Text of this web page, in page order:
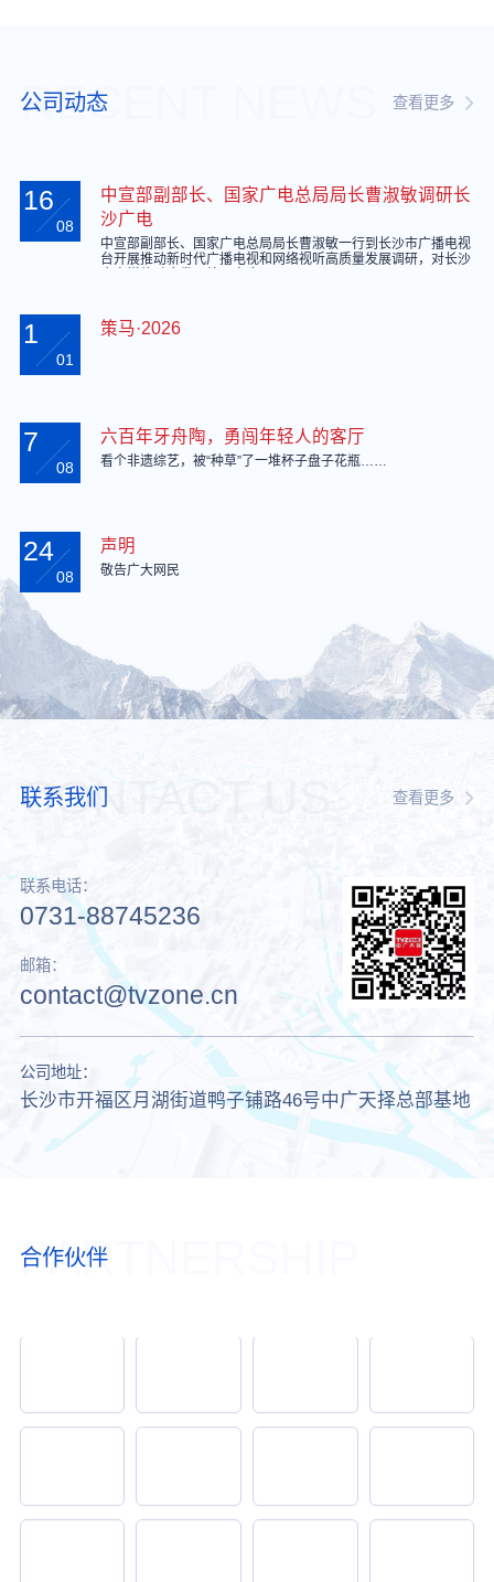
RECENT NEWS
公司动态 查看更多
16
08
中宣部副部长、国家广电总局局长曹淑敏调研长
沙广电
中宣部副部长、国家广电总局局长曹淑敏一行到长沙市广播电视
台开展推动新时代广播电视和网络视听高质量发展调研，对长沙
1
01
策马·2026
7
08
六百年牙舟陶，勇闯年轻人的客厅
看个非遗综艺，被“种草”了一堆杯子盘子花瓶……
24
08
声明
敬告广大网民
CONTACT US
联系我们 查看更多
联系电话：
0731-88745236
邮箱：
contact@tvzone.cn
公司地址：
长沙市开福区月湖街道鸭子铺路46号中广天择总部基地
PARTNERSHIP
合作伙伴